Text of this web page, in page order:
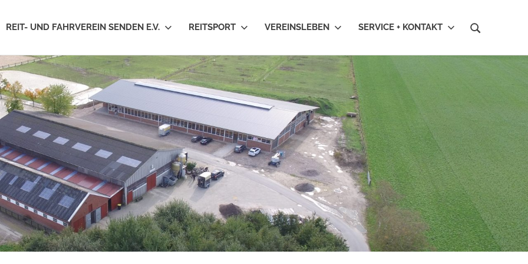
REIT- UND FAHRVEREIN SENDEN E.V. REITSPORT VEREINSLEBEN SERVICE + KONTAKT